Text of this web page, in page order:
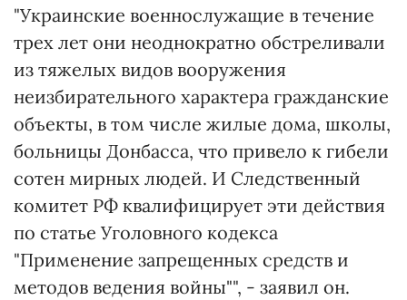
"Украинские военнослужащие в течение
трех лет они неоднократно обстреливали
из тяжелых видов вооружения
неизбирательного характера гражданские
объекты, в том числе жилые дома, школы,
больницы Донбасса, что привело к гибели
сотен мирных людей. И Следственный
комитет РФ квалифицирует эти действия
по статье Уголовного кодекса
"Применение запрещенных средств и
методов ведения войны"", - заявил он.